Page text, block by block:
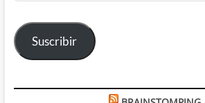
electrónico
Suscribir